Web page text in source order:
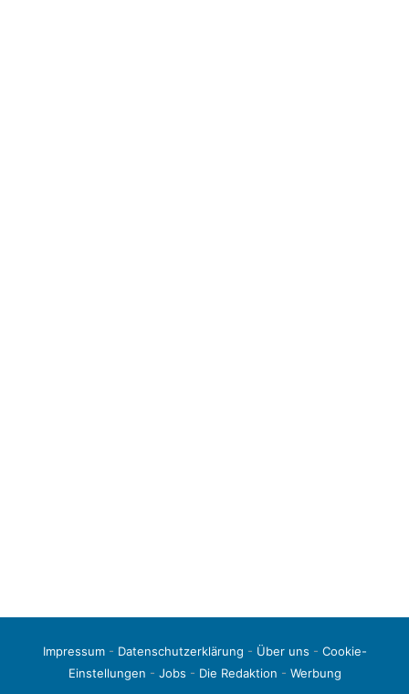
Impressum- Datenschutzerklärung - Über uns - Cookie-
Einstellungen - Jobs - Die Redaktion - Werbung